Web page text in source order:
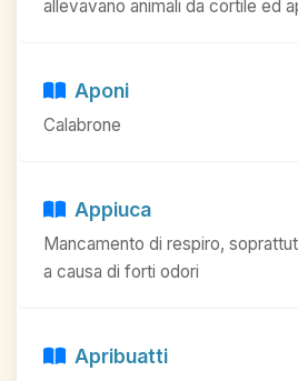
allevavano animali da cortile ed
Aponi
Calabrone
Appiuca
Mancamento di respiro,
a causa di forti odori
Apribuatti